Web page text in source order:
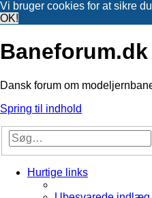
Vi bruger cookies for at sikre
OK!
Baneforum.dk
Dansk forum om
Spring til indhold
Hurtige links